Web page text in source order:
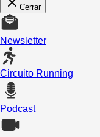
Cerrar
Newsletter
Circuito Running
Podcast